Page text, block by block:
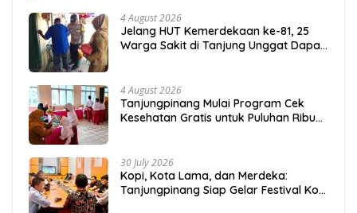
4 August 2026
Jelang HUT Kemerdekaan ke-81, 25
Warga Sakit di Tanjung Unggat Dapat
4 August 2026
Tanjungpinang Mulai Program Cek
Kesehatan Gratis untuk Puluhan Ribu
30 July 2026
Kopi, Kota Lama, dan Merdeka:
Tanjungpinang Siap Gelar Festival Kopi